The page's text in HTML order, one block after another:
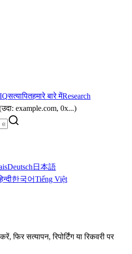
सत्यापितहमारे बारे मेंResearch
example.com, 0x...)
Deutsch 日本語
한국어Tiếng Việt
सत्यापन, रिपोर्टिंग या रिकवरी पर